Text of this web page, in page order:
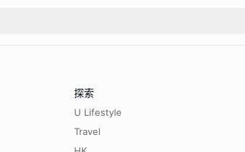
探索
U Lifestyle
Travel